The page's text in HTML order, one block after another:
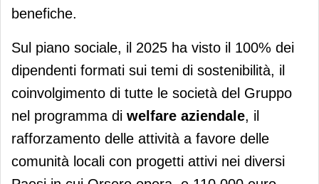
benefiche.
Sul piano sociale, il 2025 ha visto il 100% dei
dipendenti formati sui temi di sostenibilità, il
coinvolgimento di tutte le società del Gruppo
nel programma di welfare aziendale, il
rafforzamento delle attività a favore delle
comunità locali con progetti attivi nei diversi